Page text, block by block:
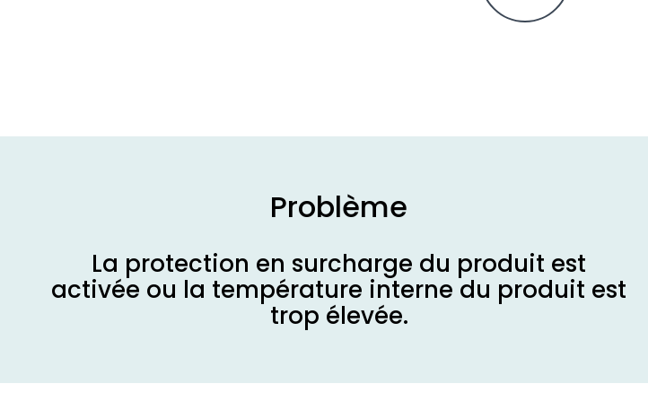
Problème
La protection en surcharge du produit est
activée ou la température interne du produit est
trop élevée.